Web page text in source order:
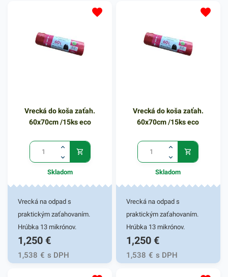
jednoducho nalepí na rôzne
môžete označiť podľa vašej
potreby. Vďaka etiketám
Vrecká do koša zaťah.
60x70cm /15ks eco
Skladom
Vrecká na odpad s
praktickým zaťahovaním.
Hrúbka 13 mikrónov.
1,250 €
1,538 € s DPH
Vrecká do koša zaťah.
60x70cm /15ks eco
Skladom
Vrecká na odpad s
praktickým zaťahovaním.
Hrúbka 13 mikrónov.
1,250 €
1,538 € s DPH